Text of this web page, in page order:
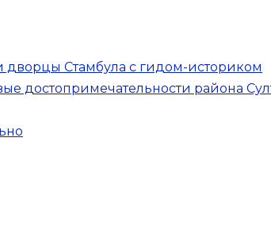
дворцы Стамбула с гидом-историком
достопримечательности района